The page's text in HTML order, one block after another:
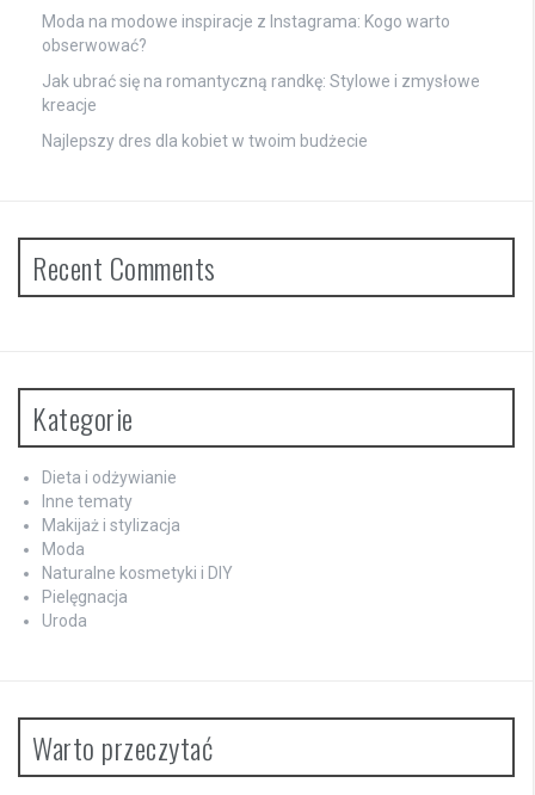
Moda na modowe inspiracje z Instagrama: Kogo warto
obserwować?
Jak ubrać się na romantyczną randkę: Stylowe i zmysłowe
kreacje
Najlepszy dres dla kobiet w twoim budżecie
Recent Comments
Kategorie
Dieta i odżywianie
Inne tematy
Makijaż i stylizacja
Moda
Naturalne kosmetyki i DIY
Pielęgnacja
Uroda
Warto przeczytać